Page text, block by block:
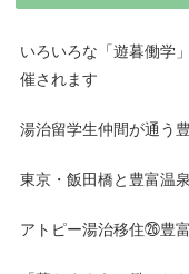
いろいろな「遊暮働学
催されます
湯治留学生仲間が通う
東京・飯田橋と豊富温
アトピー湯治移住㉖豊